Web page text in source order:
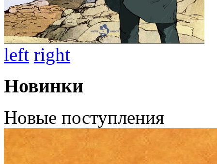
left right
Новинки
Новые поступления